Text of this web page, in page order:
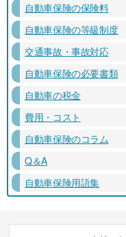
自動車保険の保険料
自動車保険の等級制度
交通事故・事故対応
自動車保険の必要書類
自動車の税金
費用・コスト
自動車保険のコラム
Q＆A
自動車保険用語集